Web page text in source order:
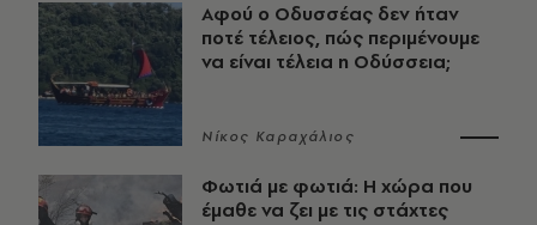
Αφού ο Οδυσσέας δεν ήταν
ποτέ τέλειος, πώς περιμένουμε
να είναι τέλεια η Οδύσσεια;
Νίκος Καραχάλιος
Φωτιά με φωτιά: Η χώρα που
έμαθε να ζει με τις στάχτες